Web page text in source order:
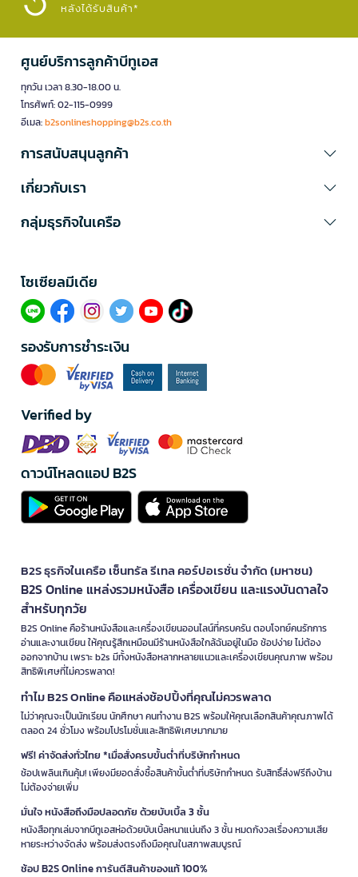
หลังได้รับสินค้า*
ศูนย์บริการลูกค้าบีทูเอส
ทุกวัน เวลา 8.30-18.00 น.
โทรศัพท์: 02-115-0999
อีเมล:b2sonlineshopping@b2s.co.th
การสนับสนุนลูกค้า
เกี่ยวกับเรา
กลุ่มธุรกิจในเครือ
โซเซียลมีเดีย​
รองรับการชำระเงิน
Verified by
ดาวน์โหลดแอป B2S
B2S ธุรกิจในเครือ เซ็นทรัล รีเทล คอร์ปอเรชั่น จำกัด (มหาชน)
B2S Online แหล่งรวมหนังสือ เครื่องเขียน และแรงบันดาลใจ
สำหรับทุกวัย
B2S Online คือร้านหนังสือและเครื่องเขียนออนไลน์ที่ครบครัน ตอบโจทย์คนรักการ
อ่านและงานเขียน ให้คุณรู้สึกเหมือนมีร้านหนังสือใกล้ฉันอยู่ในมือ ช้อปง่าย ไม่ต้อง
ออกจากบ้าน เพราะ b2s มีทั้งหนังสือหลากหลายแนวและเครื่องเขียนคุณภาพ พร้อม
สิทธิพิเศษที่ไม่ควรพลาด!
ทำไม B2S Online คือแหล่งช้อปปิ้งที่คุณไม่ควรพลาด
ไม่ว่าคุณจะเป็นนักเรียน นักศึกษา คนทำงาน B2S พร้อมให้คุณเลือกสินค้าคุณภาพได้
ตลอด 24 ชั่วโมง พร้อมโปรโมชั่นและสิทธิพิเศษมากมาย
ฟรี! ค่าจัดส่งทั่วไทย *เมื่อสั่งครบขั้นต่ำที่บริษัทกำหนด
ช้อปเพลินเกินคุ้ม! เพียงมียอดสั่งซื้อสินค้าขั้นต่ำที่บริษัทกำหนด รับสิทธิ์ส่งฟรีถึงบ้าน
ไม่ต้องจ่ายเพิ่ม
มั่นใจ หนังสือถึงมือปลอดภัย ด้วยบับเบิ้ล 3 ชั้น
หนังสือทุกเล่มจากบีทูเอสห่อด้วยบับเบิ้ลหนาแน่นถึง 3 ชั้น หมดกังวลเรื่องความเสีย
หายระหว่างจัดส่ง พร้อมส่งตรงถึงมือคุณในสภาพสมบูรณ์
ช้อป B2S Online การันตีสินค้าของแท้ 100%